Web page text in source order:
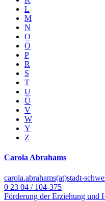
L
M
N
O
Ö
P
R
S
T
U
Ü
V
W
Y
Z
Carola Abrahams
carola.abrahams(at)stadt-
0 23 04 / 104-375
Förderung der Erziehung und